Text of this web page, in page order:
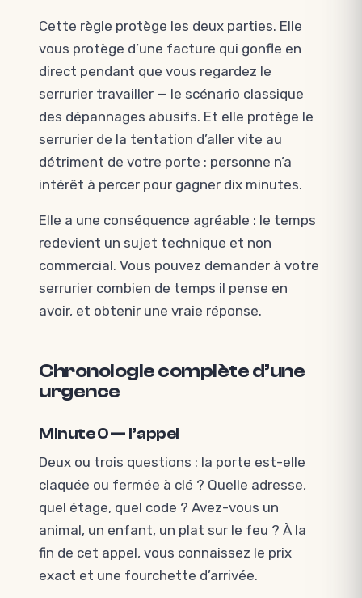
Cette règle protège les deux parties. Elle
vous protège d’une facture qui gonfle en
direct pendant que vous regardez le
serrurier travailler — le scénario classique
des dépannages abusifs. Et elle protège le
serrurier de la tentation d’aller vite au
détriment de votre porte : personne n’a
intérêt à percer pour gagner dix minutes.
Elle a une conséquence agréable : le temps
redevient un sujet technique et non
commercial. Vous pouvez demander à votre
serrurier combien de temps il pense en
avoir, et obtenir une vraie réponse.
Chronologie complète d’une
urgence
Minute 0 — l’appel
Deux ou trois questions : la porte est-elle
claquée ou fermée à clé ? Quelle adresse,
quel étage, quel code ? Avez-vous un
animal, un enfant, un plat sur le feu ? À la
fin de cet appel, vous connaissez le prix
exact et une fourchette d’arrivée.